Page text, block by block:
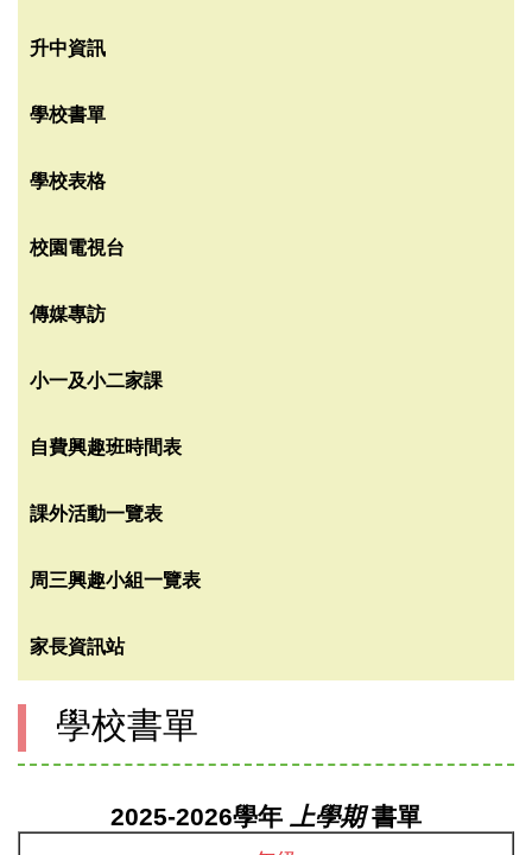
升中資訊
學校書單
學校表格
校園電視台
傳媒專訪
小一及小二家課
自費興趣班時間表
課外活動一覽表
周三興趣小組一覽表
家長資訊站
學校書單
2025-2026學年 上學期書單